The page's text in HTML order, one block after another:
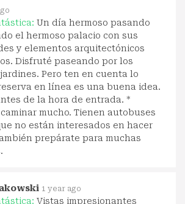
Un día hermoso pasando
el hermoso palacio con sus
y elementos arquitectónicos
Disfruté paseando por los
Pero ten en cuenta lo
en línea es una buena idea.
de la hora de entrada. *
mucho. Tienen autobuses
no están interesados en hacer
prepárate para muchas
1 year ago
Vistas impresionantes